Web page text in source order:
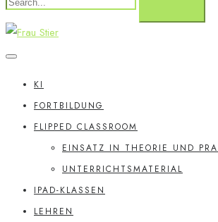
KI
FORTBILDUNG
FLIPPED CLASSROOM
EINSATZ IN THEORIE UND
UNTERRICHTSMATERIAL
IPAD-KLASSEN
LEHREN